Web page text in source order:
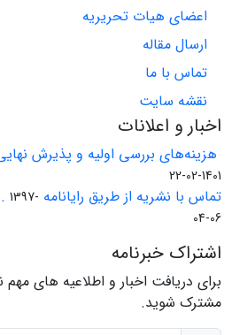
اعضای هیات تحریریه
ارسال مقاله
تماس با ما
نقشه سایت
اخبار و اعلانات
هزینه‌های بررسی اولیه و پذیرش
1401-02-22
تماس با نشریه از طریق رایانامه asatid83@gmail.com ... 1397-
04-06
اشتراک خبرنامه
برای دریافت اخبار و اطلاعیه های مهم
مشترک شوید.